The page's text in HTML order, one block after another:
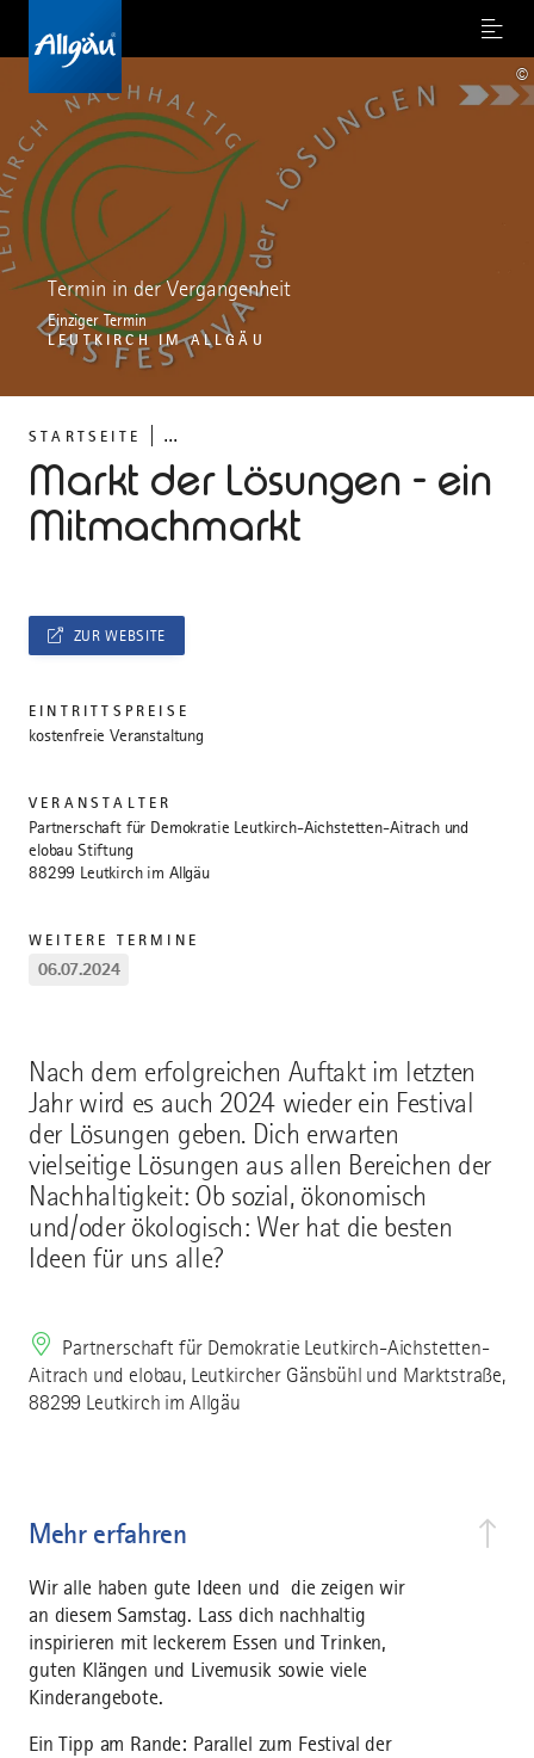
Menu
STARTSEITE ...
Markt der Lösungen - ein
Mitmachmarkt
Termin in der Vergangenheit
Einziger Termin
LEUTKIRCH IM ALLGÄU
©
Nach dem erfolgreichen Auftakt im letzten
Jahr wird es auch 2024 wieder ein Festival
der Lösungen geben. Dich erwarten
vielseitige Lösungen aus allen Bereichen der
Nachhaltigkeit: Ob sozial, ökonomisch
und/oder ökologisch: Wer hat die besten
Ideen für uns alle?
Partnerschaft für Demokratie Leutkirch-Aichstetten-
Aitrach und elobau, Leutkircher Gänsbühl und Marktstraße,
88299 Leutkirch im Allgäu
Mehr erfahren
Wir alle haben gute Ideen und die zeigen wir
an diesem Samstag. Lass dich nachhaltig
inspirieren mit leckerem Essen und Trinken,
guten Klängen und Livemusik sowie viele
Kinderangebote.
Ein Tipp am Rande: Parallel zum Festival der
ZUR WEBSITE
EINTRITTSPREISE
kostenfreie Veranstaltung
VERANSTALTER
Partnerschaft für Demokratie Leutkirch-Aichstetten-Aitrach und
elobau Stiftung
88299 Leutkirch im Allgäu
WEITERE TERMINE
06.07.2024